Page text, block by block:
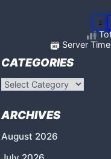
2
Server
CATEGORIES
Categories
ARCHIVES
August 2026